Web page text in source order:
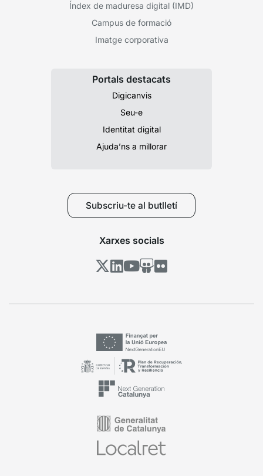
Índex de maduresa digital (IMD)
Campus de formació
Imatge corporativa
Portals destacats
Digicanvis
Seu-e
Identitat digital
Ajuda’ns a millorar
Subscriu-te al butlletí
Xarxes socials